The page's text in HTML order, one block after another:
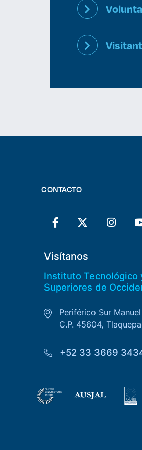
CONTACTO
Visítanos
Instituto Tecnológico
Superiores de
Periférico Sur
C.P. 45604,
+52 33 3669